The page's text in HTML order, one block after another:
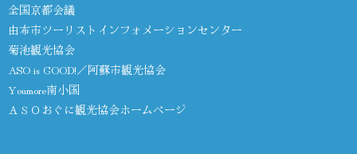
全国京都会議
由布市ツーリストインフォメーションセンター
菊池観光協会
ASO is GOOD!／阿蘇市観光協会
Youmore南小国
ＡＳＯおぐに観光協会ホームページ